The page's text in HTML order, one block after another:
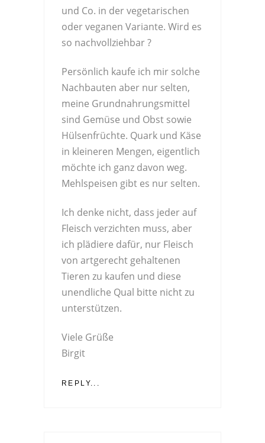
und Co. in der vegetarischen
oder veganen Variante. Wird es
so nachvollziehbar ?
Persönlich kaufe ich mir solche
Nachbauten aber nur selten,
meine Grundnahrungsmittel
sind Gemüse und Obst sowie
Hülsenfrüchte. Quark und Käse
in kleineren Mengen, eigentlich
möchte ich ganz davon weg.
Mehlspeisen gibt es nur selten.
Ich denke nicht, dass jeder auf
Fleisch verzichten muss, aber
ich plädiere dafür, nur Fleisch
von artgerecht gehaltenen
Tieren zu kaufen und diese
unendliche Qual bitte nicht zu
unterstützen.
Viele Grüße
Birgit
REPLY...